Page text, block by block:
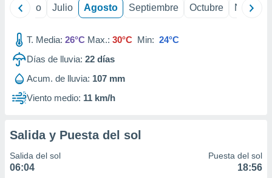
e
mediante
publicidad
de
Junio Julio Agosto Septiembre Octubre
T. Media: 26°C Max.: 30°C Min: 24°C
Días de lluvia: 22 días
Acum. de lluvia: 107 mm
Viento medio: 11 km/h
Salida y Puesta del sol
Salida del sol
06:04
Puesta del sol
18:56